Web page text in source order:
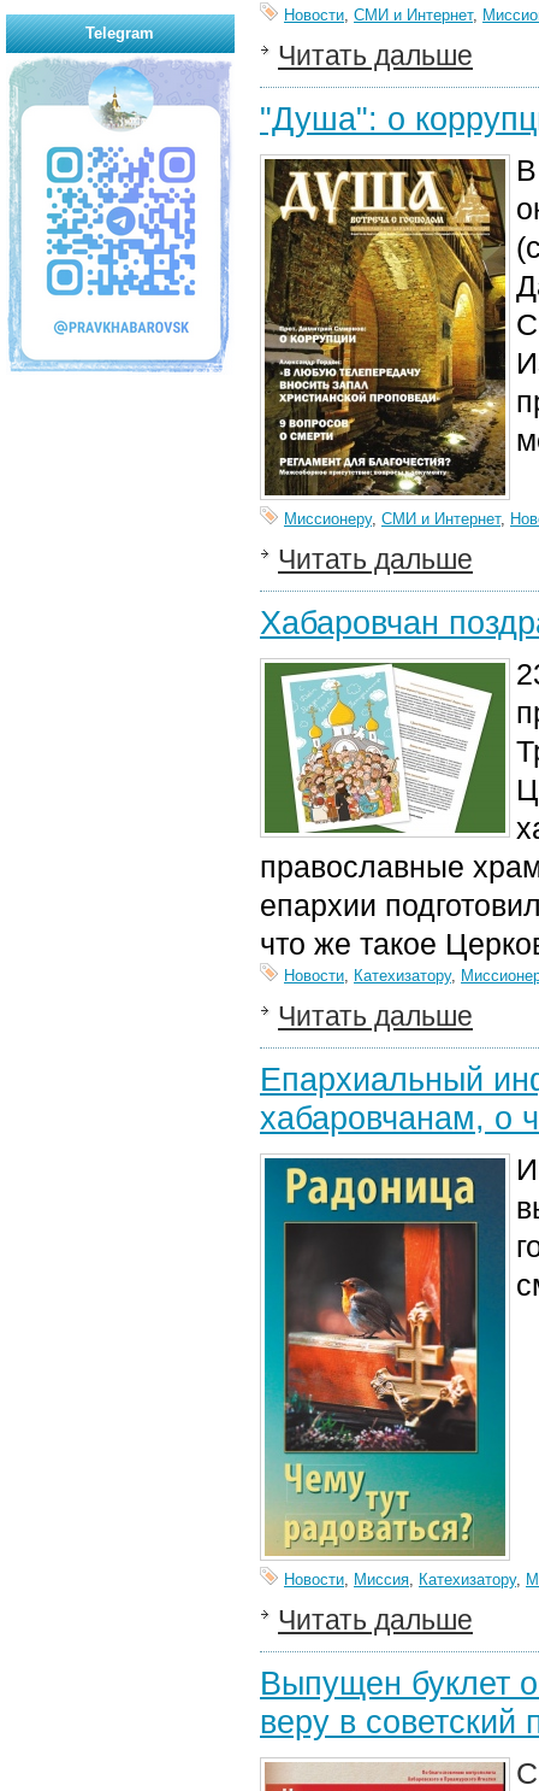
Новости, СМИ и Интернет,
Читать дальше
"Душа": о
Миссионеру, СМИ и Интернет,
Читать дальше
Хабаровчан
православные
епархии
что же такое
Новости, Катехизатору,
Читать дальше
Епархиальный
хабаровчанам, о
Новости, Миссия, Катехизатору,
Читать дальше
Выпущен буклет
веру в советский
Telegram